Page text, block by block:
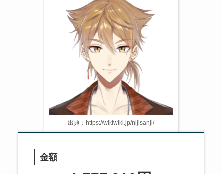
出典：https://wikiwiki.jp/nijisanji/
金額